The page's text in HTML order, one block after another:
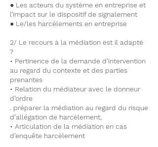
● Les acteurs du système en entreprise et
l’impact sur le dispositif de signalement
● Le/les harcèlements en entreprise
2/ Le recours à la médiation est il adapté
?
• Pertinence de la demande d’intervention
au regard du contexte et des parties
prenantes
• Relation du médiateur avec le donneur
d’ordre
. préparer la médiation au regard du risque
d’allégation de harcèlement,
• Articulation de la médiation en cas
d’enquête harcèlement